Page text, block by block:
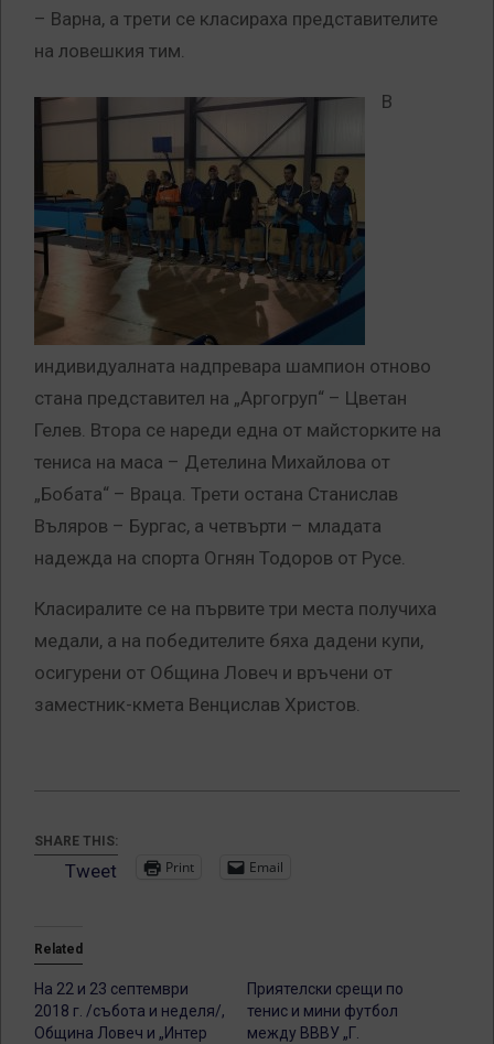
– Варна, а трети се класираха представителите
на ловешкия тим.
В
индивидуалната надпревара шампион отново
стана представител на „Аргогруп“ – Цветан
Гелев. Втора се нареди една от майсторките на
тениса на маса – Детелина Михайлова от
„Бобата“ – Враца. Трети остана Станислав
Въляров – Бургас, а четвърти – младата
надежда на спорта Огнян Тодоров от Русе.
Класиралите се на първите три места получиха
медали, а на победителите бяха дадени купи,
осигурени от Община Ловеч и връчени от
заместник-кмета Венцислав Христов.
SHARE THIS:
Tweet Print Email
Related
На 22 и 23 септември
2018 г. /събота и неделя/,
Община Ловеч и „Интер
Приятелски срещи по
тенис и мини футбол
между ВВВУ „Г.